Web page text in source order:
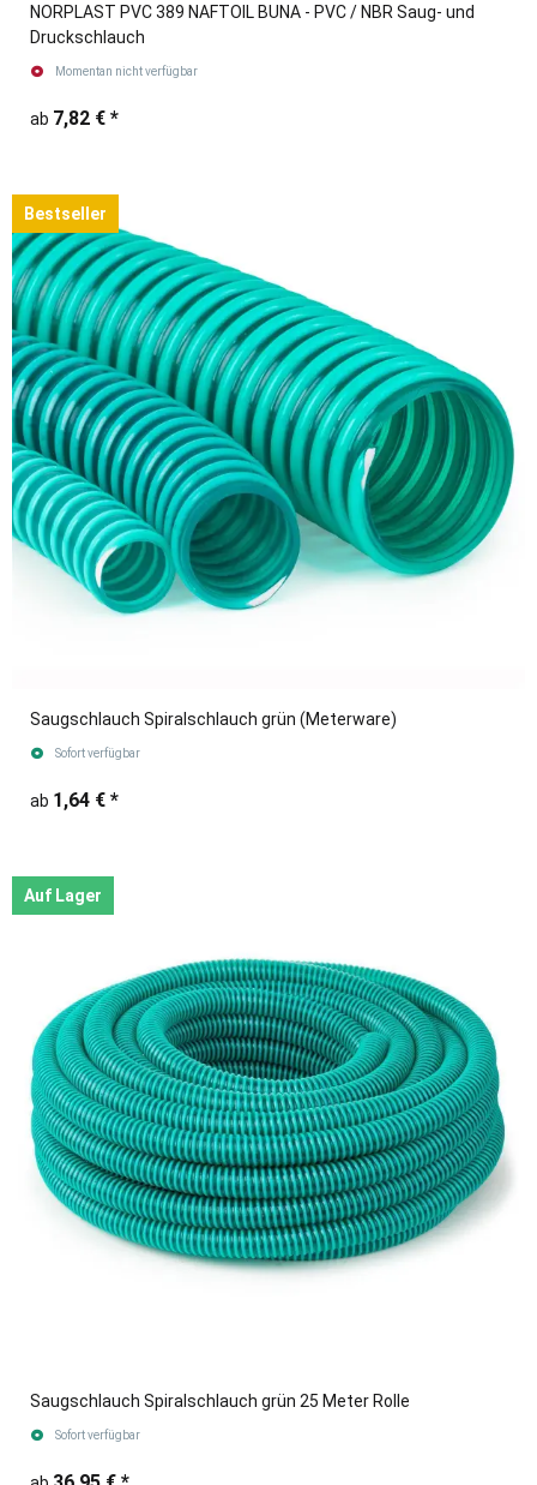
NORPLAST PVC 389 NAFTOIL BUNA - PVC / NBR Saug- und
Druckschlauch
Momentan nicht verfügbar
ab 7,82 € *
Bestseller
Saugschlauch Spiralschlauch grün (Meterware)
Sofort verfügbar
ab 1,64 € *
Auf Lager
Saugschlauch Spiralschlauch grün 25 Meter Rolle
Sofort verfügbar